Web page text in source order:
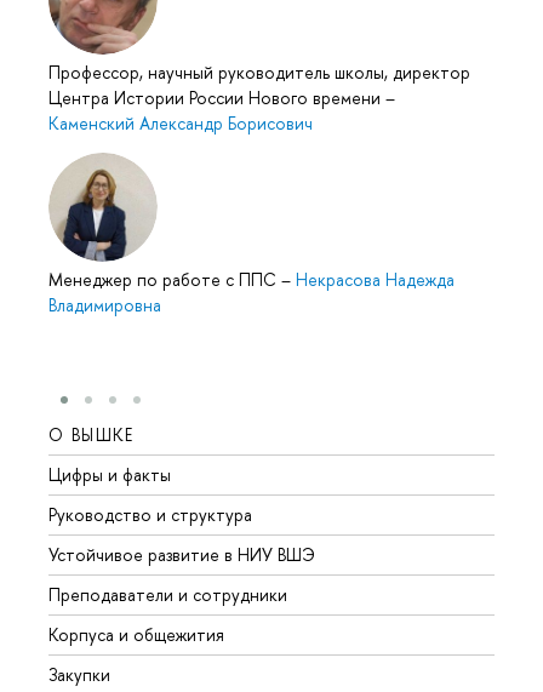
Профессор, научный руководитель школы, директор
Центра Истории России Нового времени –
Каменский Александр Борисович
Менеджер по работе с ППС – Некрасова Надежда
Владимировна
О ВЫШКЕ
Цифры и факты
Руководство и структура
Устойчивое развитие в НИУ ВШЭ
Преподаватели и сотрудники
Корпуса и общежития
Закупки